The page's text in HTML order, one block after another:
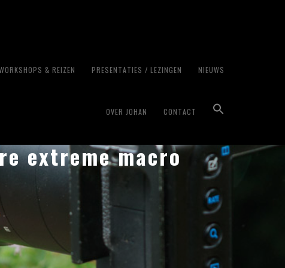
& REIZEN PRESENTATIES / LEZINGEN NIEUWS
OVER JOHAN CONTACT
extreme macro